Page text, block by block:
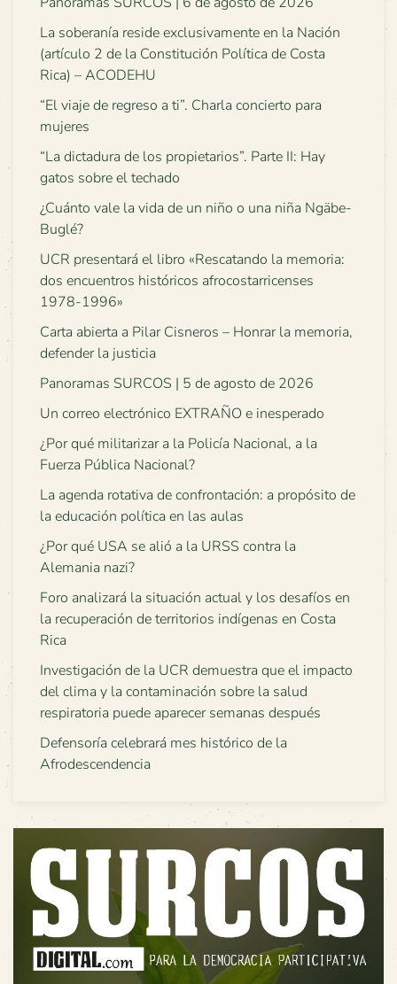
La soberanía reside exclusivamente en la Nación
(artículo 2 de la Constitución Política de Costa
Rica) – ACODEHU
“El viaje de regreso a ti”. Charla concierto para
mujeres
“La dictadura de los propietarios”. Parte II: Hay
gatos sobre el techado
¿Cuánto vale la vida de un niño o una niña Ngäbe-
Buglé?
UCR presentará el libro «Rescatando la memoria:
dos encuentros históricos afrocostarricenses
1978-1996»
Carta abierta a Pilar Cisneros – Honrar la memoria,
defender la justicia
Panoramas SURCOS | 5 de agosto de 2026
Un correo electrónico EXTRAÑO e inesperado
¿Por qué militarizar a la Policía Nacional, a la
Fuerza Pública Nacional?
La agenda rotativa de confrontación: a propósito de
la educación política en las aulas
¿Por qué USA se alió a la URSS contra la
Alemania nazi?
Foro analizará la situación actual y los desafíos en
la recuperación de territorios indígenas en Costa
Rica
Investigación de la UCR demuestra que el impacto
del clima y la contaminación sobre la salud
respiratoria puede aparecer semanas después
Defensoría celebrará mes histórico de la
Afrodescendencia